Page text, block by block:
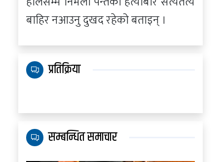
बाहिर नआउनु दुखद रहेको बताइन् ।
प्रतिक्रिया
सम्बन्धित समाचार